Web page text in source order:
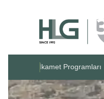
İkamet Programları